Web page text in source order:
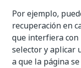
Por ejemplo,
recuperación en
que interfiera
selector y aplicar
a que la página